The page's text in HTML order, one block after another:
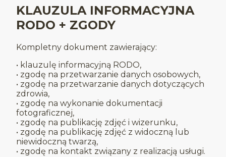
KLAUZULA INFORMACYJNA
RODO + ZGODY
Kompletny dokument zawierający:
• klauzulę informacyjną RODO,
• zgodę na przetwarzanie danych osobowych,
• zgodę na przetwarzanie danych dotyczących
zdrowia,
• zgodę na wykonanie dokumentacji
fotograficznej,
• zgodę na publikację zdjęć i wizerunku,
• zgodę na publikację zdjęć z widoczną lub
niewidoczną twarzą,
• zgodę na kontakt związany z realizacją usługi.